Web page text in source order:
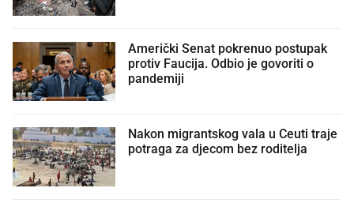
Američki Senat pokrenuo postupak
protiv Faucija. Odbio je govoriti o
pandemiji
Nakon migrantskog vala u Ceuti traje
potraga za djecom bez roditelja